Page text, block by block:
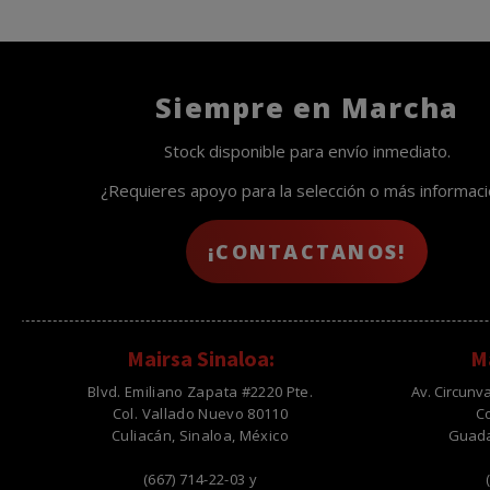
Siempre en Marcha
Stock disponible para envío inmediato.
¿Requieres apoyo para la selección o más
¡CONTACTANOS!
Mairsa Sinaloa:
Blvd. Emiliano Zapata #2220 Pte.
Col. Vallado Nuevo 80110
Culiacán, Sinaloa, México
(667) 714-22-03 y
Av.